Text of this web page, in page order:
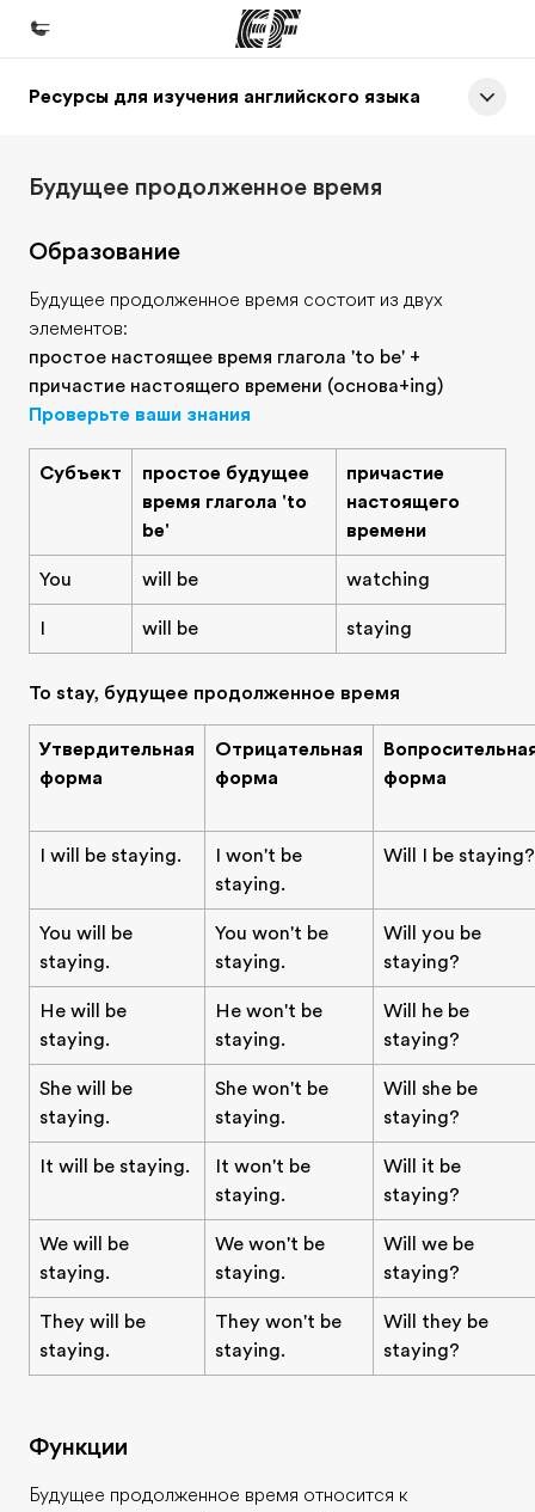
Главная
Программы
Все курсы и программы EF
Офисы
Найти ближайший офис
О нас
Кто мы
Карьера
Присоединиться к нашей команде
Ресурсы для изучения английского языка
Будущее продолженное время
Образование
Будущее продолженное время состоит из двух
элементов:
простое настоящее время глагола 'to be' +
причастие настоящего времени (основа+ing)
Проверьте ваши знания
Субъект
простое будущее
время глагола 'to
be'
причастие
настоящего
времени
You will be watching
I will be staying
To stay, будущее продолженное время
Утвердительная
форма
Отрицательная
форма
форма
I will be staying.
I won't be
staying.
Will I be staying?
You will be
staying.
You won't be
staying.
Will you be
staying?
He will be
staying.
He won't be
staying.
Will he be
staying?
She will be
staying.
She won't be
staying.
Will she be
staying?
It will be staying.
It won't be
staying.
Will it be
staying?
We will be
staying.
We won't be
staying.
Will we be
staying?
They will be
staying.
They won't be
staying.
Will they be
staying?
Функции
Будущее продолженное время относится к